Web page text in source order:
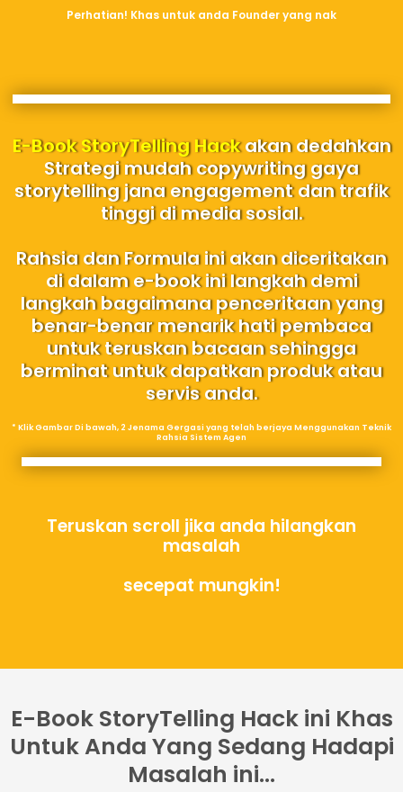
Perhatian! Khas untuk anda Founder yang nak
E-Book StoryTelling Hackakan dedahkan
Strategi mudah copywriting gaya
storytelling jana engagement dan trafik
tinggi di media sosial.
Rahsia dan Formula ini akan diceritakan
di dalam e-book ini langkah demi
langkah bagaimana penceritaan yang
benar-benar menarik hati pembaca
untuk teruskan bacaan sehingga
berminat untuk dapatkan produk atau
servis anda.
* Klik Gambar Di bawah, 2 Jenama Gergasi yang telah berjaya Menggunakan Teknik
Rahsia Sistem Agen
Teruskan scroll jika anda hilangkan
masalah
secepat mungkin!
E-Book StoryTelling Hack ini Khas
Untuk Anda Yang Sedang Hadapi
Masalah ini...